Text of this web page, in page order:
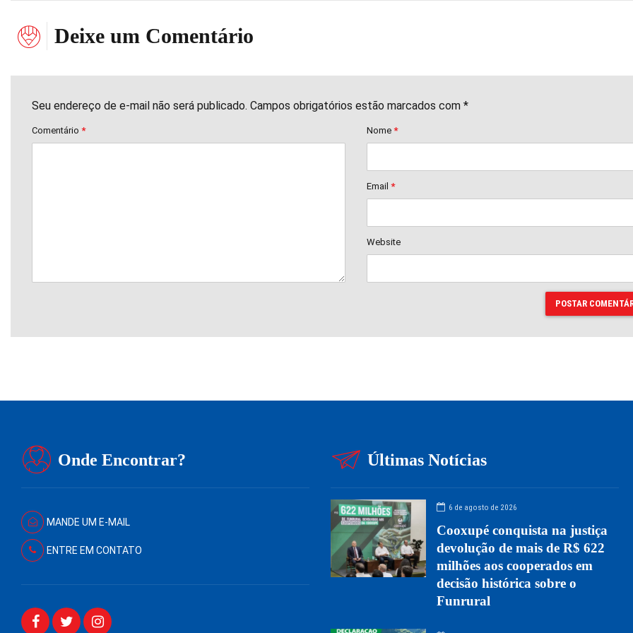
Deixe um Comentário
Seu endereço de e-mail não será publicado. Campos obrigatórios estão marcados com *
Comentário * Nome *
Email *
Website
POSTAR
Onde Encontrar?
MANDE UM E-MAIL
ENTRE EM CONTATO
Últimas Notícias
6 de agosto de 2026
Cooxupé conquista na justiça
devolução de mais de R$ 622
milhões aos cooperados em
decisão histórica sobre o
Funrural